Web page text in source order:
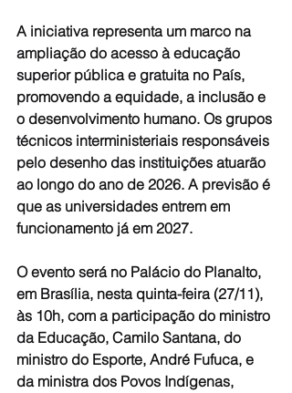
A iniciativa representa um marco na
ampliação do acesso à educação
superior pública e gratuita no País,
promovendo a equidade, a inclusão e
o desenvolvimento humano. Os grupos
técnicos interministeriais responsáveis
pelo desenho das instituições atuarão
ao longo do ano de 2026. A previsão é
que as universidades entrem em
funcionamento já em 2027.
O evento será no Palácio do Planalto,
em Brasília, nesta quinta-feira (27/11),
às 10h, com a participação do ministro
da Educação, Camilo Santana, do
ministro do Esporte, André Fufuca, e
da ministra dos Povos Indígenas,